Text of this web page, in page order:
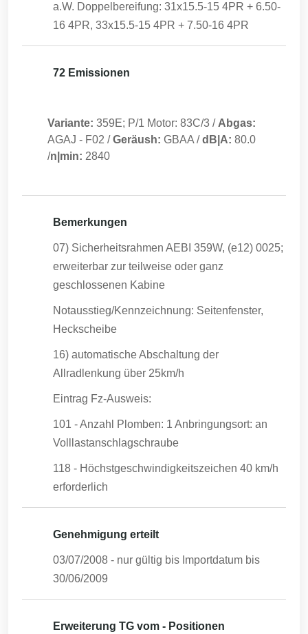
a.W. Doppelbereifung: 31x15.5-15 4PR + 6.50-
16 4PR, 33x15.5-15 4PR + 7.50-16 4PR
72 Emissionen
Variante: 359E; P/1 Motor: 83C/3 / Abgas:
AGAJ - F02 /Geräush: GBAA /dB|A: 80.0
/n|min: 2840
Bemerkungen
07) Sicherheitsrahmen AEBI 359W, (e12) 0025;
erweiterbar zur teilweise oder ganz
geschlossenen Kabine
Notausstieg/Kennzeichnung: Seitenfenster,
Heckscheibe
16) automatische Abschaltung der
Allradlenkung über 25km/h
Eintrag Fz-Ausweis:
101 - Anzahl Plomben: 1 Anbringungsort: an
Volllastanschlagschraube
118 - Höchstgeschwindigkeitszeichen 40 km/h
erforderlich
Genehmigung erteilt
03/07/2008 - nur gültig bis Importdatum bis
30/06/2009
Erweiterung TG vom - Positionen